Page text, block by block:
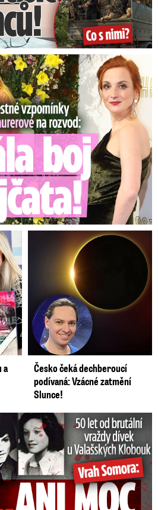
Prohrála boj o dvojčata!
a
Česko čeká dechberoucí
podívaná: Vzácné zatmění
Slunce!
Těla dívek vrah ukryl na skládce